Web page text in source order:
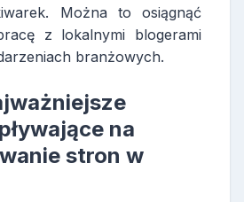
Można to osiągnąć
z lokalnymi blogerami
branżowych.
na
stron w